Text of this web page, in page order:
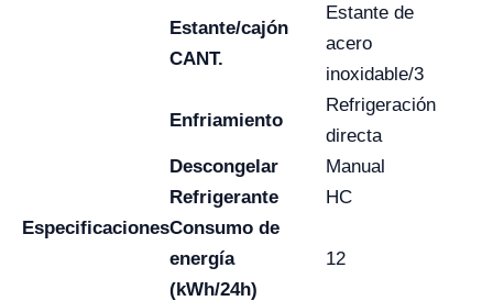
Especificaciones
Estante/cajón
CANT.
Estante de
acero
inoxidable/3
Enfriamiento
Refrigeración
directa
Descongelar
Manual
Refrigerante
HC
Consumo de
energía
(kWh/24h)
12